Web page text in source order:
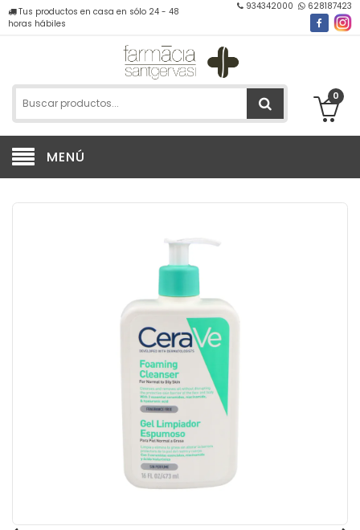
Tus productos en casa en sólo 24 - 48
horas hábiles
934342000 628187423
0
MENÚ